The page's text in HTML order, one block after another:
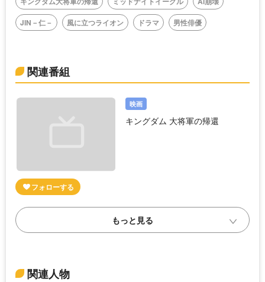
JIN－仁－
風に立つライオン ドラマ 男性俳優
関連番組
映画
キングダム 大将軍の帰還
関連人物